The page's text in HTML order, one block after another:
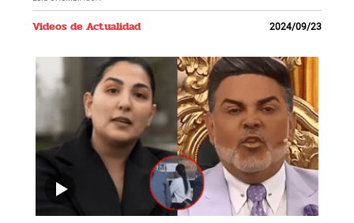
Videos de Actualidad 2024/09/23